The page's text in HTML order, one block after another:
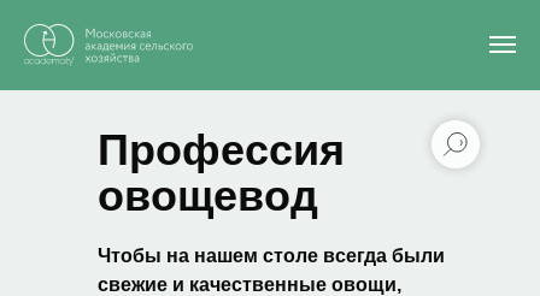
Главная / Блог
Профессия
овощевод
Чтобы на нашем столе всегда были
свежие и качественные овощи,